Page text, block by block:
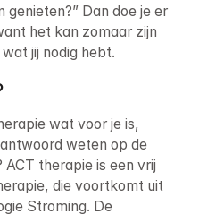
genieten?” Dan doe je er
het kan zomaar zijn
jij nodig hebt.
wat voor je is,
weten op de
therapie is een vrij
die voortkomt uit
Stroming. De